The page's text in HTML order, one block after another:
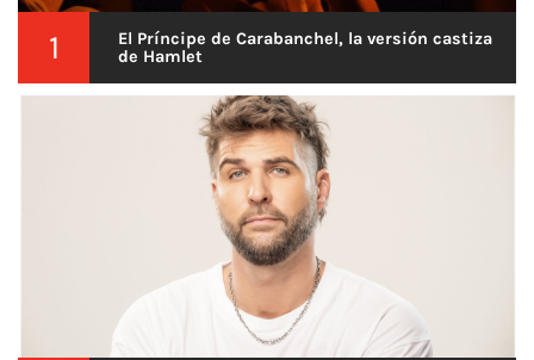
1
El Príncipe de Carabanchel, la versión castiza
de Hamlet